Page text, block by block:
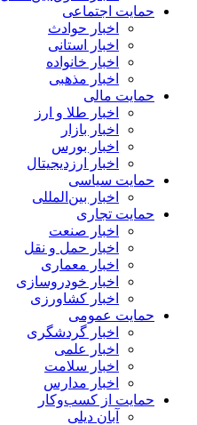
حمایت اجتماعی
اخبار حوادث
اخبار استانی
اخبار خانواده
اخبار مذهبی
حمایت مالی
اخبار طلا و ارز
اخبار بازار
اخبار بورس
اخبار ارزدیجیتال
حمایت سیاسی
اخبار بین‌المللی
حمایت تجاری
اخبار صنعت
اخبار حمل و نقل
اخبار معماری
اخبار خودروسازی
اخبار کشاورزی
حمایت عمومی
اخبار گردشگری
اخبار علمی
اخبار سلامت
اخبار مدارس
حمایت از کسب‌وکار
آبان دیلی